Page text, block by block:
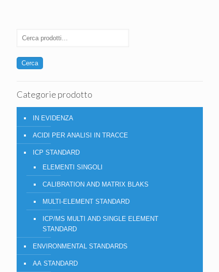
Cerca
Categorie prodotto
IN EVIDENZA
ACIDI PER ANALISI IN TRACCE
ICP STANDARD
ELEMENTI SINGOLI
CALIBRATION AND MATRIX BLAKS
MULTI-ELEMENT STANDARD
ICP/MS MULTI AND SINGLE ELEMENT
STANDARD
ENVIRONMENTAL STANDARDS
AA STANDARD